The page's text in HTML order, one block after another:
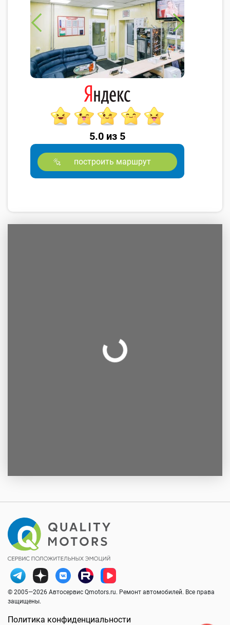
5.0 из 5
построить маршрут
© 2005—2026 Автосервис Qmotors.ru. Ремонт автомобилей. Все права
защищены.
Политика конфиденциальности